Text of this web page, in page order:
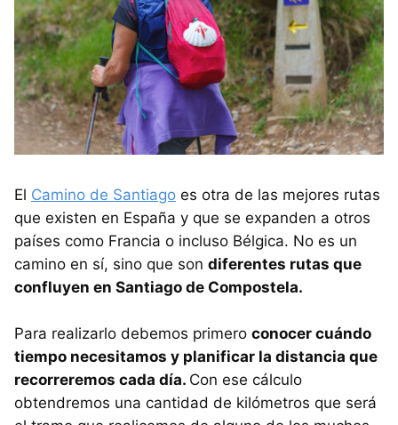
El Camino de Santiago es otra de las mejores rutas
que existen en España y que se expanden a otros
países como Francia o incluso Bélgica. No es un
camino en sí, sino que son diferentes rutas que
confluyen en Santiago de Compostela.
Para realizarlo debemos primero conocer cuándo
tiempo necesitamos y planificar la distancia que
recorreremos cada día. Con ese cálculo
obtendremos una cantidad de kilómetros que será